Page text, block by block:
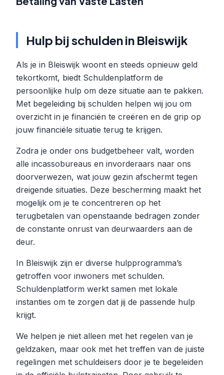
Hulp bij schulden in Bleiswijk
Als je in Bleiswijk woont en steeds opnieuw geld
tekortkomt, biedt Schuldenplatform de
persoonlijke hulp om deze situatie aan te pakken.
Met begeleiding bij schulden helpen wij jou om
overzicht in je financiën te creëren en de grip op
jouw financiële situatie terug te krijgen.
Zodra je onder ons budgetbeheer valt, worden
alle incassobureaus en invorderaars naar ons
doorverwezen, wat jouw gezin afschermt tegen
dreigende situaties. Deze bescherming maakt het
mogelijk om je te concentreren op het
terugbetalen van openstaande bedragen zonder
de constante onrust van deurwaarders aan de
deur.
In Bleiswijk zijn er diverse hulpprogramma’s
getroffen voor inwoners met schulden.
Schuldenplatform werkt samen met lokale
instanties om te zorgen dat jij de passende hulp
krijgt.
We helpen je niet alleen met het regelen van je
geldzaken, maar ook met het treffen van de juiste
regelingen met schuldeisers door je te begeleiden